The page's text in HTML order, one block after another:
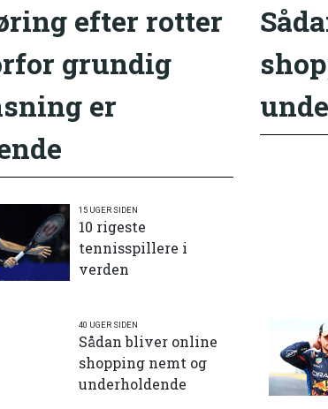
efter rotter
grundig
er
15 UGER SIDEN
10 rigeste
tennisspillere i
verden
40 UGER SIDEN
Sådan bliver online
shopping nemt og
underholdende